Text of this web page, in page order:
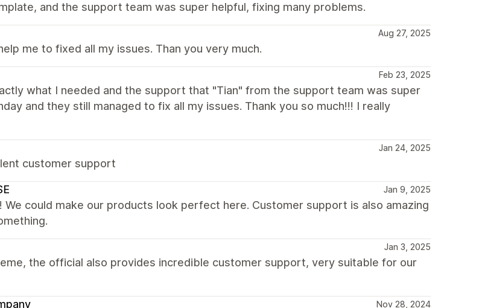
and the support team was super helpful, fixing many problems.
Aug 27, 2025
me to fixed all my issues. Than you very much.
Feb 23, 2025
what I needed and the support that "Tian" from the support team was super
and they still managed to fix all my issues. Thank you so much!!! I really
Jan 24, 2025
customer support
Jan 9, 2025
We could make our products look perfect here. Customer support is also amazing
Jan 3, 2025
the official also provides incredible customer support, very suitable for our
Nov 28, 2024